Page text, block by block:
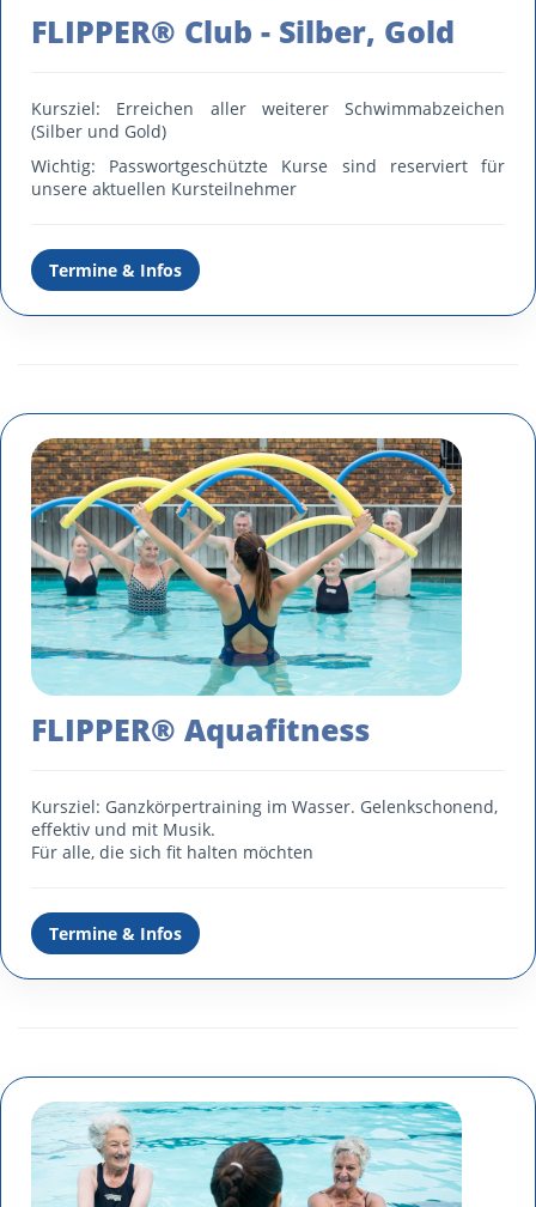
FLIPPER® Club - Silber, Gold
Kursziel: Erreichen aller weiterer Schwimmabzeichen
(Silber und Gold)
Wichtig: Passwortgeschützte Kurse sind reserviert für
unsere aktuellen Kursteilnehmer
Termine & Infos
FLIPPER® Aquafitness
Kursziel: Ganzkörpertraining im Wasser. Gelenkschonend,
effektiv und mit Musik.
Für alle, die sich fit halten möchten
Termine & Infos